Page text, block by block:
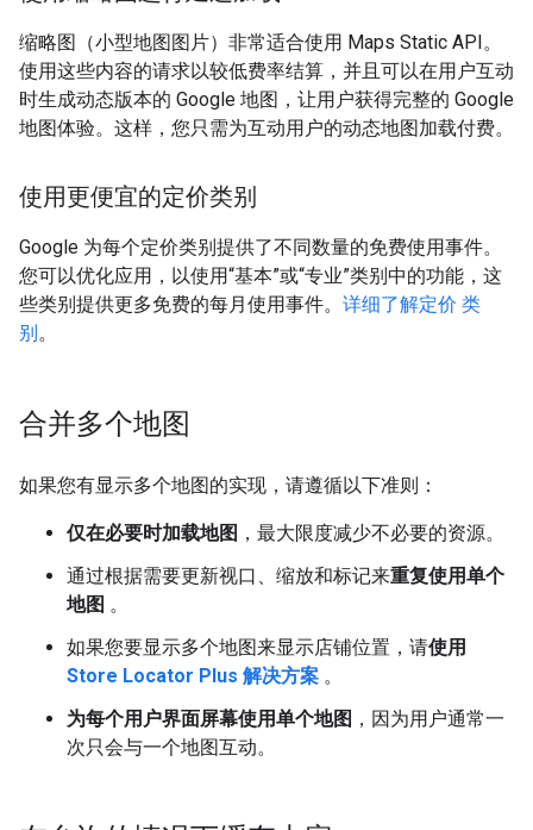
缩略图（小型地图图片）非常适合使用 Maps Static API。
使用这些内容的请求以较低费率结算，并且可以在用户互动
时生成动态版本的 Google 地图，让用户获得完整的 Google
地图体验。这样，您只需为互动用户的动态地图加载付费。
使用更便宜的定价类别
Google 为每个定价类别提供了不同数量的免费使用事件。
您可以优化应用，以使用“基本”或“专业”类别中的功能，这
些类别提供更多免费的每月使用事件。 详细了解定价 类
别。
合并多个地图
如果您有显示多个地图的实现，请遵循以下准则：
仅在必要时加载地图 ，最大限度减少不必要的资源。
通过根据需要更新视口、缩放和标记来重复使用单个
地图 。
如果您要显示多个地图来显示店铺位置，请使用
Store Locator Plus 解决方案 。
为每个用户界面屏幕使用单个地图 ，因为用户通常一
次只会与一个地图互动。